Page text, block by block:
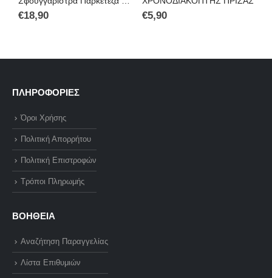
€18,90 €5,90
ΠΛΗΡΟΦΟΡΙΕΣ
Όροι Χρήσης
Πολιτική Απορρήτου
Πολιτική Επιστροφών
Τρόποι Πληρωμής
ΒΟΗΘΕΙΑ
Αναζήτηση Παραγγελίας
Λίστα Επιθυμιών